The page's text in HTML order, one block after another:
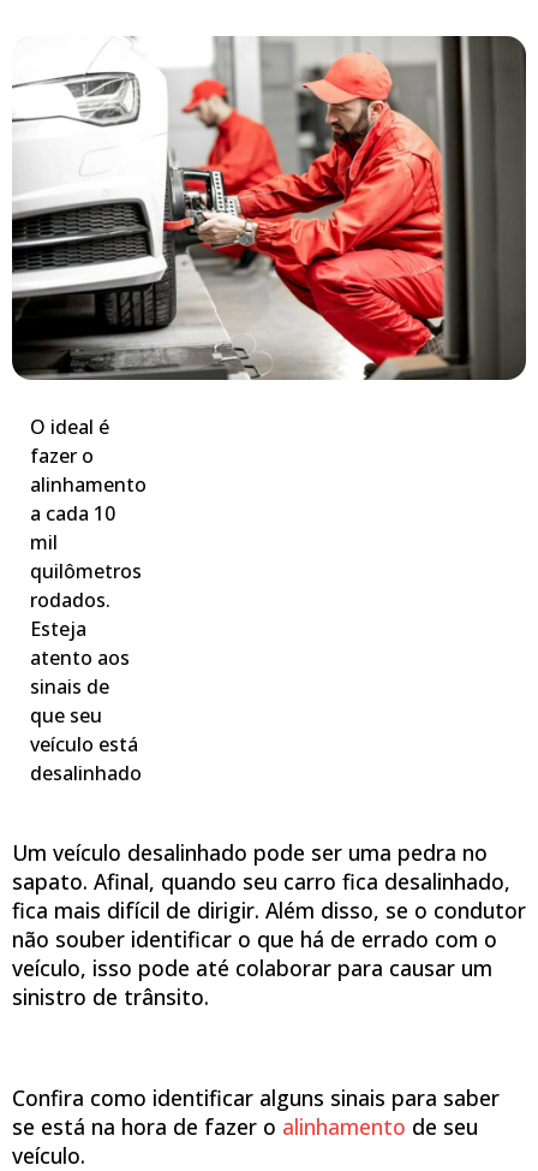
O ideal é
fazer o
alinhamento
a cada 10
mil
quilômetros
rodados.
Esteja
atento aos
sinais de
que seu
veículo está
desalinhado
Um veículo desalinhado pode ser uma pedra no
sapato. Afinal, quando seu carro fica desalinhado,
fica mais difícil de dirigir. Além disso, se o condutor
não souber identificar o que há de errado com o
veículo, isso pode até colaborar para causar um
sinistro de trânsito.
Confira como identificar alguns sinais para saber
se está na hora de fazer o alinhamento de seu
veículo.